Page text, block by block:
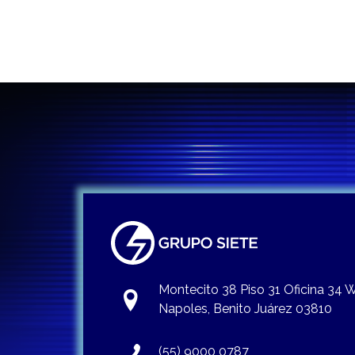
Montecito 38 Piso 31 Oficina 34
Napoles, Benito Juárez 03810
(55) 9000 0787